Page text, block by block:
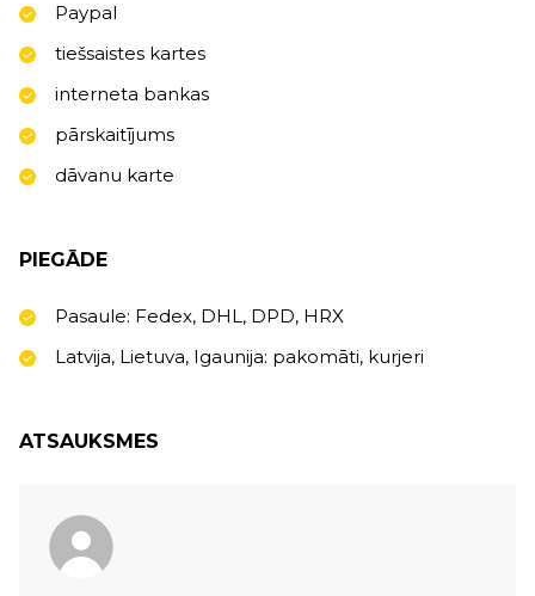
Paypal
tiešsaistes kartes
interneta bankas
pārskaitījums
dāvanu karte
PIEGĀDE
Pasaule: Fedex, DHL, DPD, HRX
Latvija, Lietuva, Igaunija: pakomāti, kurjeri
ATSAUKSMES